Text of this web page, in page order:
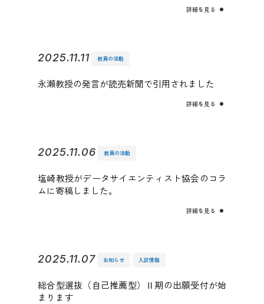
詳細を見る
2025.11.11 教員の活動
永瀬教授の発言が読売新聞で引用されました
詳細を見る
2025.11.06 教員の活動
塩崎教授がデータサイエンティスト協会のコラ
ムに寄稿しました。
詳細を見る
2025.11.07 お知らせ 入試情報
総合型選抜（自己推薦型）Ⅱ期の出願受付が始
まります